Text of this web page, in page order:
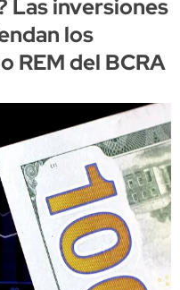
Las inversiones
los
REM del BCRA